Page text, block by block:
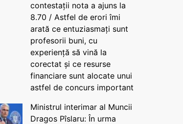
contestații nota a ajuns la
8.70 / Astfel de erori îmi
arată ce entuziasmați sunt
profesorii buni, cu
experiență să vină la
corectat și ce resurse
financiare sunt alocate unui
astfel de concurs important
Ministrul interimar al Muncii
Dragos Pîslaru: În urma